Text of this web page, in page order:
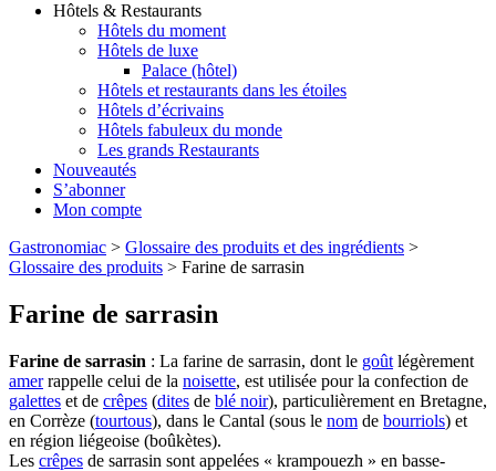
Hôtels & Restaurants
Hôtels du moment
Hôtels de luxe
Palace (hôtel)
Hôtels et restaurants dans les étoiles
Hôtels d’écrivains
Hôtels fabuleux du monde
Les grands Restaurants
Nouveautés
S’abonner
Mon compte
Gastronomiac > Glossaire des produits et des ingrédients >
Glossaire des produits > Farine de sarrasin
Farine de sarrasin
Farine de sarrasin : La farine de sarrasin, dont le goût légèrement
amerrappelle celui de la noisette, est utilisée pour la confection de
galettes et de crêpes (dites de blé noir), particulièrement en Bretagne,
en Corrèze (tourtous), dans le Cantal (sous le nom de bourriols) et
en région liégeoise (boûkètes).
Les crêpes de sarrasin sont appelées « krampouezh » en basse-